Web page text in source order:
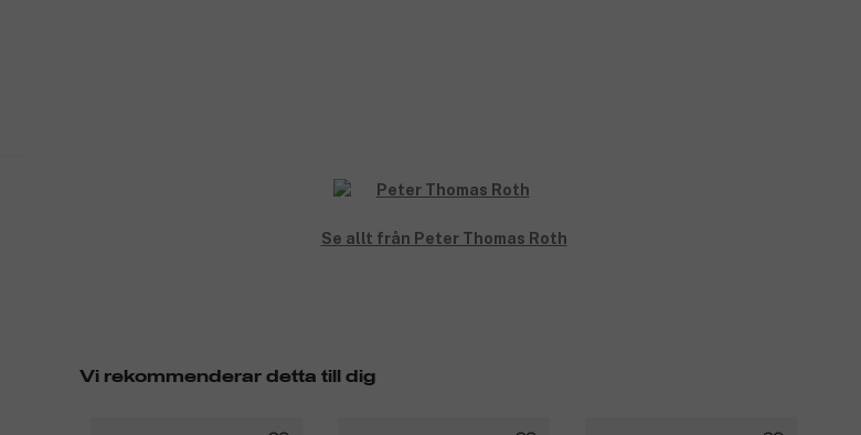
Se allt från Peter Thomas Roth
Vi rekommenderar detta till dig